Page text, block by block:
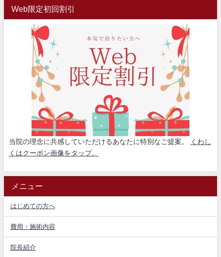
Web限定初回割引
当院の理念に共感していただけるあなたに特別なご提案。
くわし
くはクーポン画像をタップ。
メニュー
はじめての方へ
費用・施術内容
院長紹介